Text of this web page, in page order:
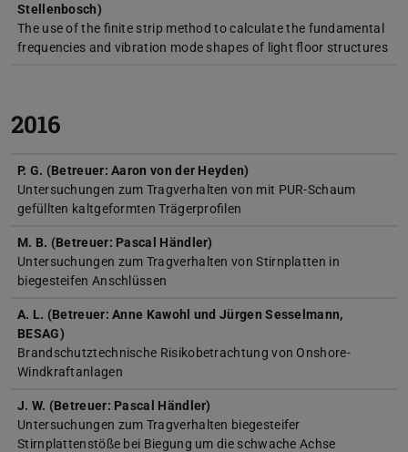
Stellenbosch)
The use of the finite strip method to calculate the fundamental
frequencies and vibration mode shapes of light floor structures
2016
P. G. (Betreuer: Aaron von der Heyden)
Untersuchungen zum Tragverhalten von mit PUR-Schaum
gefüllten kaltgeformten Trägerprofilen
M. B. (Betreuer: Pascal Händler)
Untersuchungen zum Tragverhalten von Stirnplatten in
biegesteifen Anschlüssen
A. L. (Betreuer: Anne Kawohl und Jürgen Sesselmann,
BESAG)
Brandschutztechnische Risikobetrachtung von Onshore-
Windkraftanlagen
J. W. (Betreuer: Pascal Händler)
Untersuchungen zum Tragverhalten biegesteifer
Stirnplattenstöße bei Biegung um die schwache Achse